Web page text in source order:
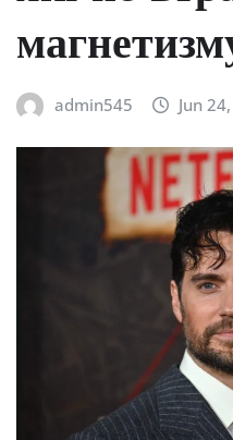
admin545 Jun